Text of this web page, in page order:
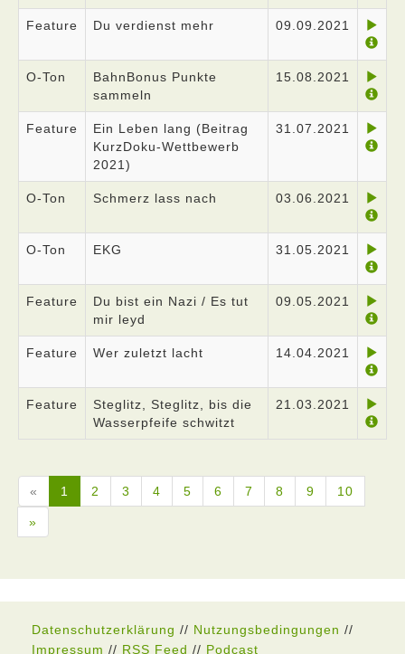
Feature Du verdienst mehr 09.09.2021
O-Ton
BahnBonus Punkte
sammeln
15.08.2021
Feature
Ein Leben lang (Beitrag
KurzDoku-Wettbewerb
2021)
31.07.2021
O-Ton Schmerz lass nach 03.06.2021
O-Ton EKG 31.05.2021
Feature
Du bist ein Nazi / Es tut
mir leyd
09.05.2021
Feature Wer zuletzt lacht 14.04.2021
Feature
Steglitz, Steglitz, bis die
Wasserpfeife schwitzt
21.03.2021
« 1 2 3 4 5 6 7 8 9 10
»
Datenschutzerklärung // Nutzungsbedingungen //
Impressum // RSS Feed // Podcast